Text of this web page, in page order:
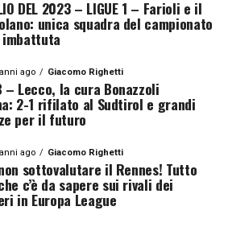
DEL 2023 – LIGUE 1 – Farioli e il
unica squadra del campionato
ago Giacomo Righetti
– Lecco, la cura Bonazzoli
2-1 rifilato al Sudtirol e grandi
per il futuro
ago Giacomo Righetti
sottovalutare il Rennes! Tutto
c’è da sapere sui rivali dei
in Europa League